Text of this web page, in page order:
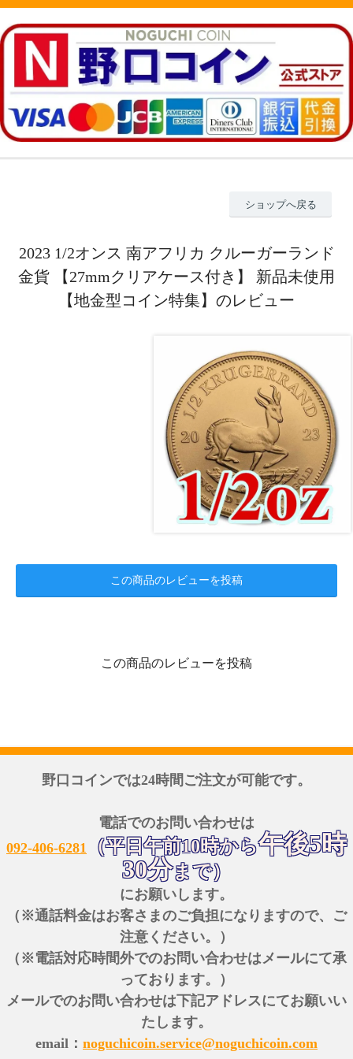
ショップへ戻る
2023 1/2オンス 南アフリカ クルーガーランド
金貨 【27mmクリアケース付き】 新品未使用
【地金型コイン特集】のレビュー
この商品のレビューを投稿
この商品のレビューを投稿
野口コインでは24時間ご注文が可能です。
電話でのお問い合わせは
092-406-6281
（平日午前10時から午後5時
30分まで）
にお願いします。
（※通話料金はお客さまのご負担になりますので、ご
注意ください。）
（※電話対応時間外でのお問い合わせはメールにて承
っております。）
メールでのお問い合わせは下記アドレスにてお願いい
たします。
email： noguchicoin.service@noguchicoin.com